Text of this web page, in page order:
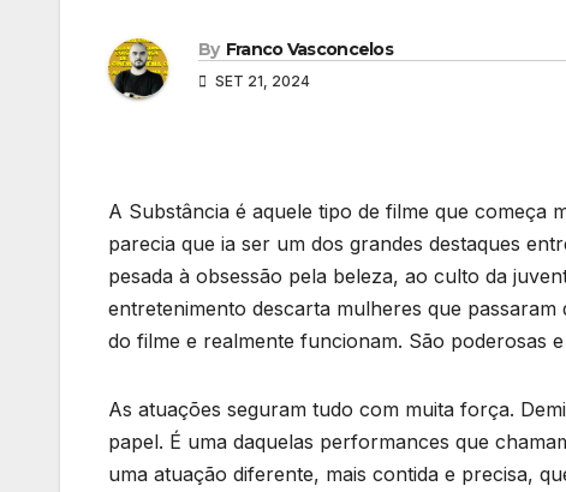
By Franco Vasconcelos
SET 21, 2024
A Substância é aquele tipo de filme que começa
parecia que ia ser um dos grandes destaques
pesada à obsessão pela beleza, ao culto da
entretenimento descarta mulheres que
do filme e realmente funcionam. São poderosas
As atuações seguram tudo com muita força.
papel. É uma daquelas performances que
uma atuação diferente, mais contida e precisa,